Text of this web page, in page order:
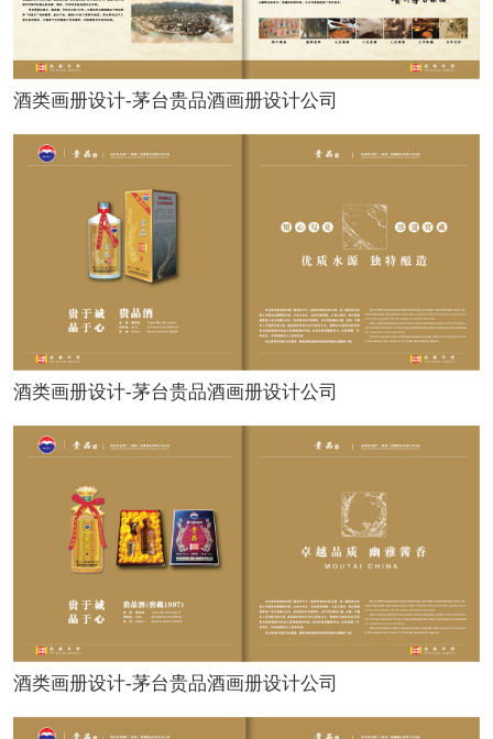
酒类画册设计-茅台贵品酒画册设计公司
酒类画册设计-茅台贵品酒画册设计公司
酒类画册设计-茅台贵品酒画册设计公司